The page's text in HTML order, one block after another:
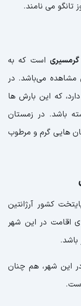
گرمسیری است که به
می‌باشد. در
که این بارش ها
باشد. در زمستان
هایی گرم‌ و مرطوب
کشور آرژانتین
اقامت در این شهر
باشد.
این شهر، هم چنان